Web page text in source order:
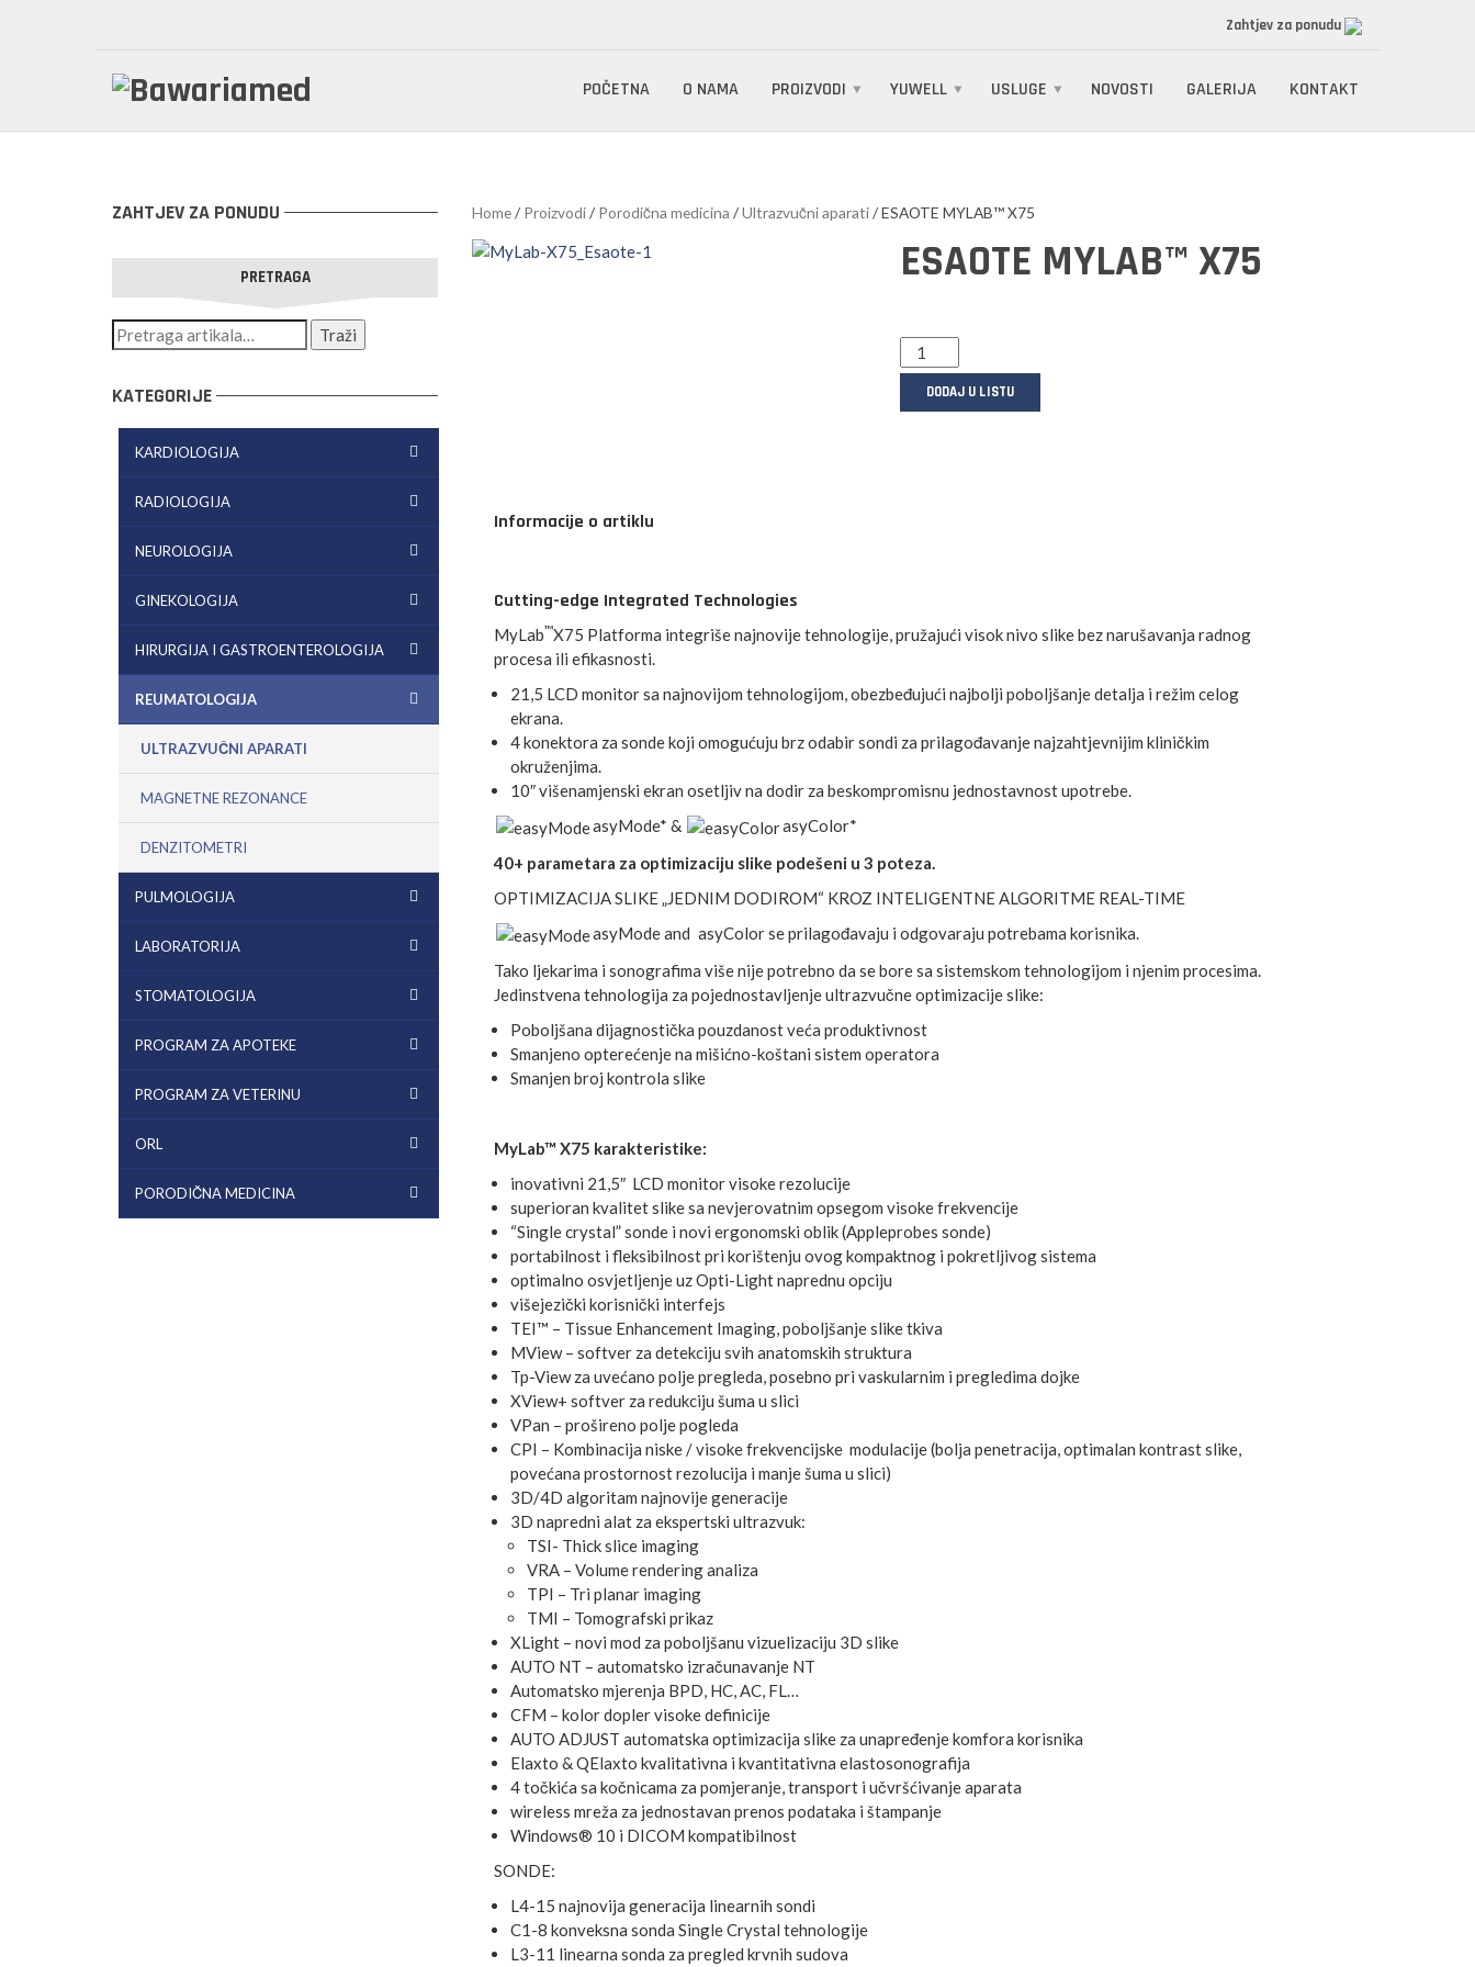
Zahtjev za ponudu
POČETNA O NAMA PROIZVODI YUWELL USLUGE NOVOSTI GALERIJA KONTAKT
ZAHTJEV ZA PONUDU
PRETRAGA
KATEGORIJE
KARDIOLOGIJA
RADIOLOGIJA
NEUROLOGIJA
GINEKOLOGIJA
HIRURGIJA I GASTROENTEROLOGIJA
REUMATOLOGIJA
ULTRAZVUČNI APARATI
MAGNETNE REZONANCE
DENZITOMETRI
PULMOLOGIJA
LABORATORIJA
STOMATOLOGIJA
PROGRAM ZA APOTEKE
PROGRAM ZA VETERINU
ORL
PORODIČNA MEDICINA
Home/ Proizvodi/ Porodična medicina /Ultrazvučni aparati/ ESAOTE MYLAB™ X75
ESAOTE MYLAB™ X75
DODAJ U LISTU
Informacije o artiklu
Cutting-edge Integrated Technologies
MyLab™X75 Platforma integriše najnovije tehnologije, pružajući visok nivo slike bez narušavanja radnog
procesa ili efikasnosti.
21,5 LCD monitor sa najnovijom tehnologijom, obezbeđujući najbolji poboljšanje detalja i režim celog
ekrana.
4 konektora za sonde koji omogućuju brz odabir sondi za prilagođavanje najzahtjevnijim kliničkim
okruženjima.
10″ višenamjenski ekran osetljiv na dodir za beskompromisnu ​​jednostavnost upotrebe.
asyMode* &
asyColor*
40+ parametara za optimizaciju slike podešeni u 3 poteza.
OPTIMIZACIJA SLIKE „JEDNIM DODIROM“ KROZ INTELIGENTNE ALGORITME REAL-TIME
asyMode and asyColor se prilagođavaju i odgovaraju potrebama korisnika.
Tako ljekarima i sonografima više nije potrebno da se bore sa sistemskom tehnologijom i njenim procesima.
Jedinstvena tehnologija za pojednostavljenje ultrazvučne optimizacije slike:
Poboljšana dijagnostička pouzdanost veća produktivnost
Smanjeno opterećenje na mišićno-koštani sistem operatora
Smanjen broj kontrola slike
MyLab™ X75 karakteristike:
inovativni 21,5″ LCD monitor visoke rezolucije
superioran kvalitet slike sa nevjerovatnim opsegom visoke frekvencije
“Single crystal” sonde i novi ergonomski oblik (Appleprobes sonde)
portabilnost i fleksibilnost pri korištenju ovog kompaktnog i pokretljivog sistema
optimalno osvjetljenje uz Opti-Light naprednu opciju
višejezički korisnički interfejs
TEI™ – Tissue Enhancement Imaging, poboljšanje slike tkiva
MView – softver za detekciju svih anatomskih struktura
Tp-View za uvećano polje pregleda, posebno pri vaskularnim i pregledima dojke
XView+ softver za redukciju šuma u slici
VPan – prošireno polje pogleda
CPI – Kombinacija niske / visoke frekvencijske modulacije (bolja penetracija, optimalan kontrast slike,
povećana prostornost rezolucija i manje šuma u slici)
3D/4D algoritam najnovije generacije
3D napredni alat za ekspertski ultrazvuk:
TSI- Thick slice imaging
VRA – Volume rendering analiza
TPI – Tri planar imaging
TMI – Tomografski prikaz
XLight – novi mod za poboljšanu vizuelizaciju 3D slike
AUTO NT – automatsko izračunavanje NT
Automatsko mjerenja BPD, HC, AC, FL…
CFM – kolor dopler visoke definicije
AUTO ADJUST automatska optimizacija slike za unapređenje komfora korisnika
Elaxto & QElaxto kvalitativna i kvantitativna elastosonografija
4 točkića sa kočnicama za pomjeranje, transport i učvršćivanje aparata
wireless mreža za jednostavan prenos podataka i štampanje
Windows® 10 i DICOM kompatibilnost
SONDE:
L4-15 najnovija generacija linearnih sondi
C1-8 konveksna sonda Single Crystal tehnologije
L3-11 linearna sonda za pregled krvnih sudova